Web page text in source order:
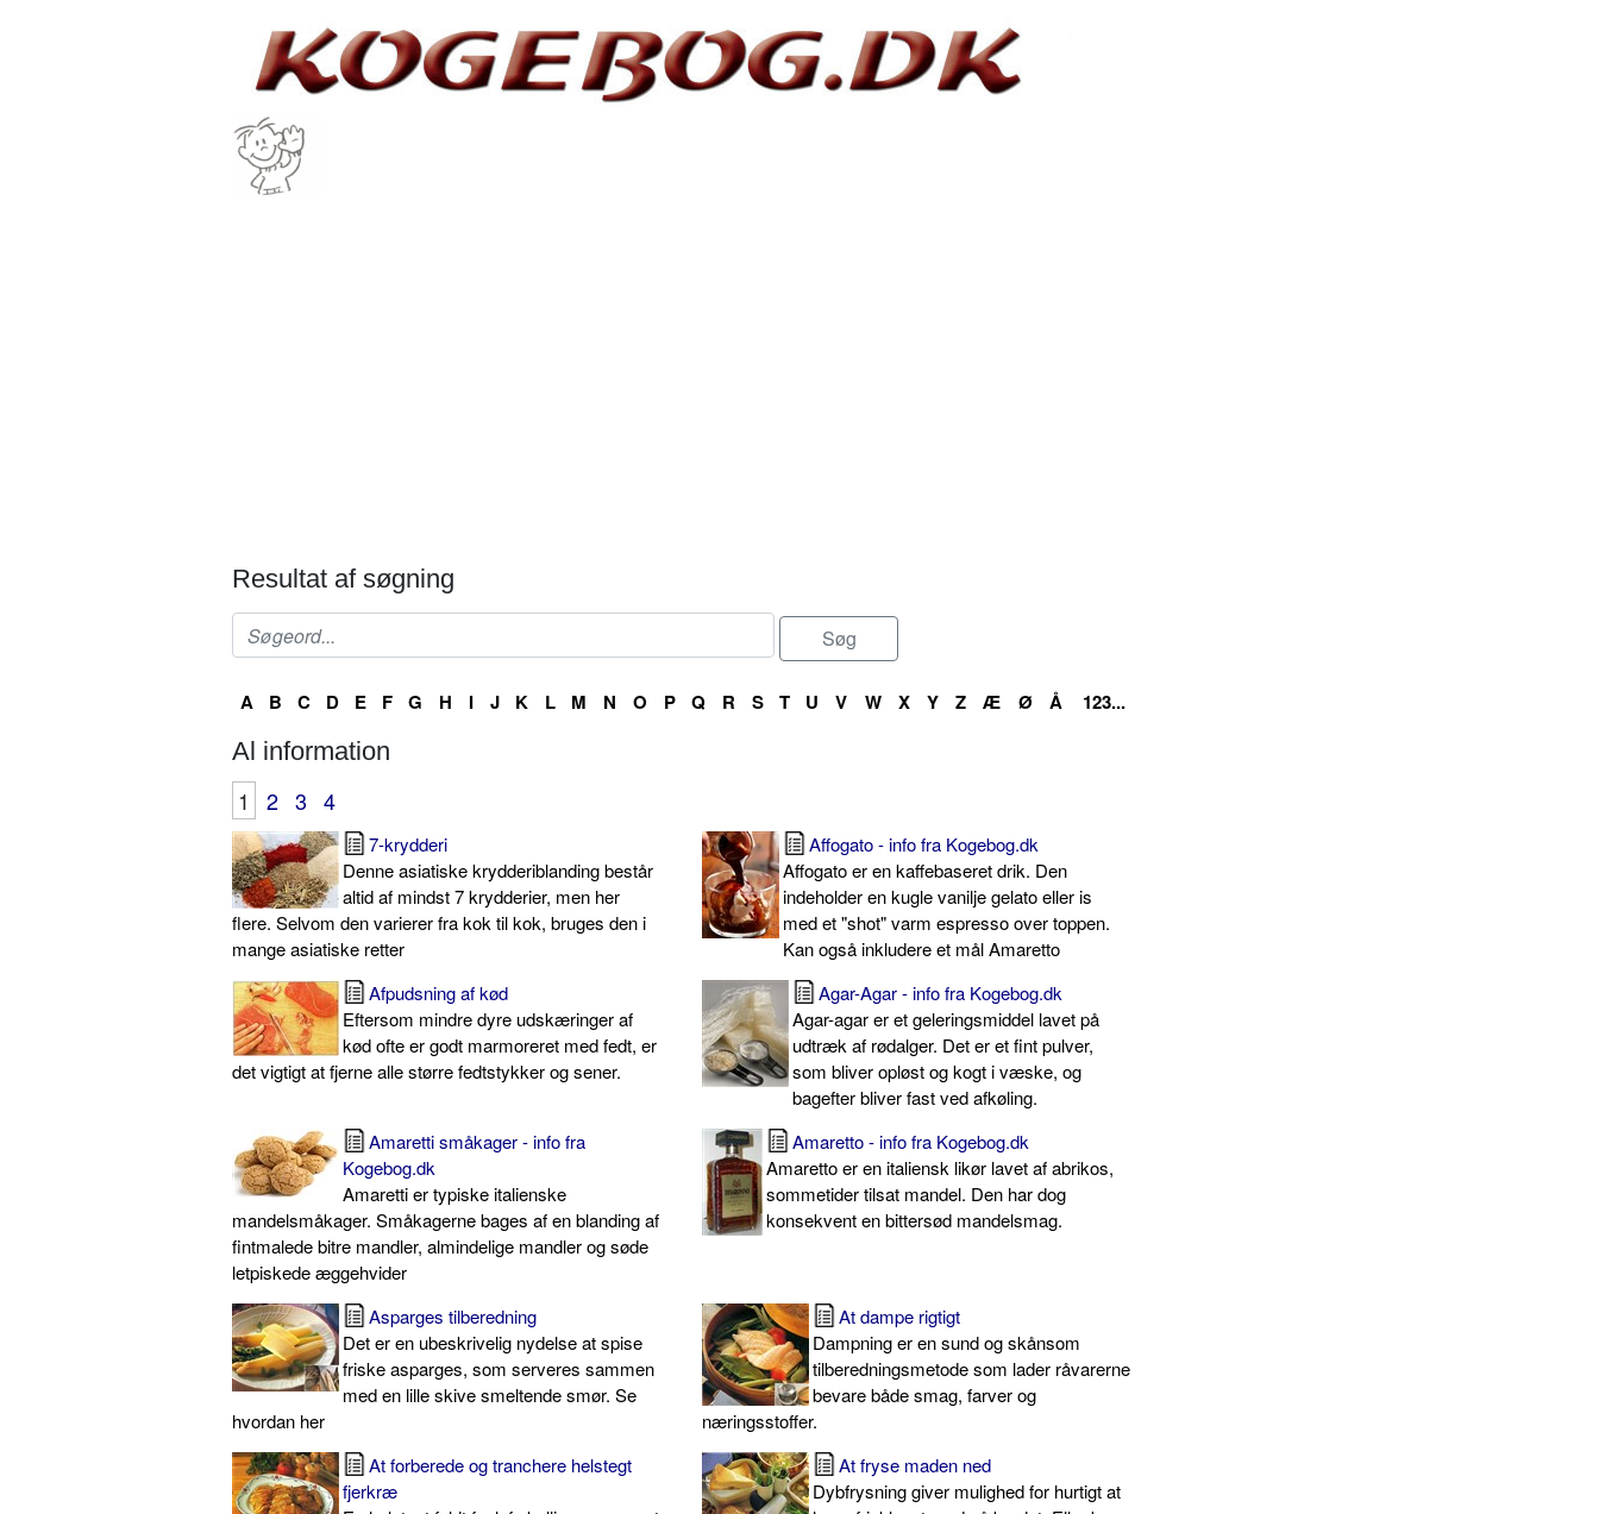
Resultat af søgning
A B C D E F G H I J K L M N O P Q R S T U V W X Y Z Æ Ø Å 123...
Al information
1 2 3 4
7-krydderi
Denne asiatiske krydderiblanding består
altid af mindst 7 krydderier, men her
flere. Selvom den varierer fra kok til kok, bruges den i
mange asiatiske retter
Affogato - info fra Kogebog.dk
Affogato er en kaffebaseret drik. Den
indeholder en kugle vanilje gelato eller is
med et "shot" varm espresso over toppen.
Kan også inkludere et mål Amaretto
Afpudsning af kød
Eftersom mindre dyre udskæringer af
kød ofte er godt marmoreret med fedt, er
det vigtigt at fjerne alle større fedtstykker og sener.
Agar-Agar - info fra Kogebog.dk
Agar-agar er et geleringsmiddel lavet på
udtræk af rødalger. Det er et fint pulver,
som bliver opløst og kogt i væske, og
bagefter bliver fast ved afkøling.
Amaretti småkager - info fra
Kogebog.dk
Amaretti er typiske italienske
mandelsmåkager. Småkagerne bages af en blanding af
fintmalede bitre mandler, almindelige mandler og søde
letpiskede æggehvider
Amaretto - info fra Kogebog.dk
Amaretto er en italiensk likør lavet af abrikos,
sommetider tilsat mandel. Den har dog
konsekvent en bittersød mandelsmag.
Asparges tilberedning
Det er en ubeskrivelig nydelse at spise
friske asparges, som serveres sammen
med en lille skive smeltende smør. Se
hvordan her
At dampe rigtigt
Dampning er en sund og skånsom
tilberedningsmetode som lader råvarerne
bevare både smag, farver og
næringsstoffer.
At forberede og tranchere helstegt
fjerkræ
At fryse maden ned
Dybfrysning giver mulighed for hurtigt at